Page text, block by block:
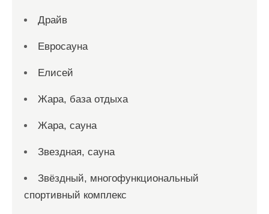
Драйв
Евросауна
Елисей
Жара, база отдыха
Жара, сауна
Звездная, сауна
Звёздный, многофункциональный
спортивный комплекс